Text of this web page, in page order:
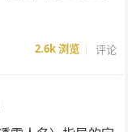
2.6k浏览 评论